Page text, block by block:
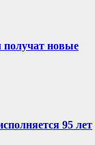
новые
95 лет